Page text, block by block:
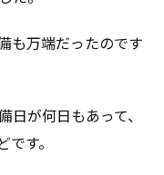
も万端だったのです
が何日もあって、
す。